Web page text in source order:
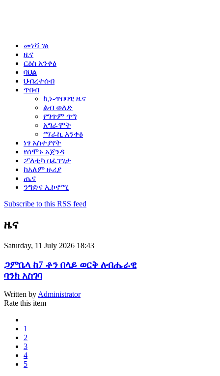
መነሻ ገፅ
ዜና
ርዕስ አንቀፅ
ባህል
ህብረተሰብ
ጥበብ
ኪነ-ጥበባዊ ዜና
ልብ ወለድ
የግጥም ጥግ
አግራሞት
ማራኪ አንቀፅ
ነፃ አስተያየት
የሰሞኑ አጀንዳ
ፖለቲካ በፈገግታ
ከአለም ዙሪያ
ጤና
ንግድና ኢኮኖሚ
Subscribe to this RSS feed
ዜና
Saturday, 11 July 2026 18:43
ጋምቤላ ከ7 ቶን በላይ ወርቅ ለብሔራዊ
ባንክ አስገባ
Written by Administrator
Rate this item
1
2
3
4
5